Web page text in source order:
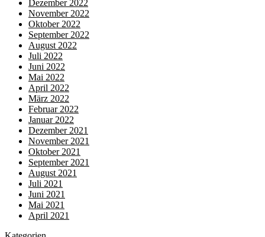
Dezember 2022
November 2022
Oktober 2022
September 2022
August 2022
Juli 2022
Juni 2022
Mai 2022
April 2022
März 2022
Februar 2022
Januar 2022
Dezember 2021
November 2021
Oktober 2021
September 2021
August 2021
Juli 2021
Juni 2021
Mai 2021
April 2021